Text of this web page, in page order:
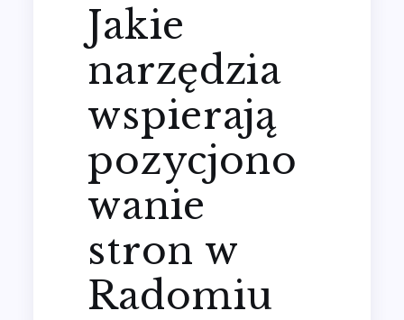
Jakie
narzędzia
wspierają
pozycjono
wanie
stron w
Radomiu